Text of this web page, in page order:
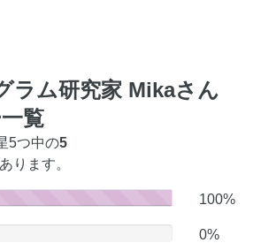
ラム研究家 Mikaさん
覧
5つ中の5
ります。
100%
0%